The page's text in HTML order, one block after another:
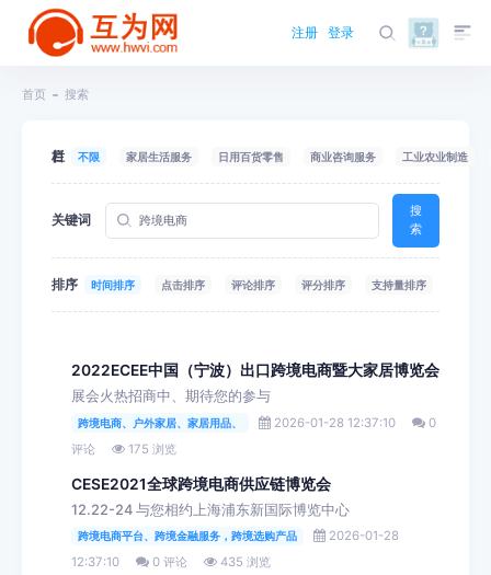
注册 登录
首页 搜索
栏目 不限 家居生活服务 日用百货零售 商业咨询服务 工业农业制造
关键词
搜
索
排序 时间排序 点击排序 评论排序 评分排序 支持量排序
2022ECEE中国（宁波）出口跨境电商暨大家居博览会
展会火热招商中、期待您的参与
跨境电商、户外家居、家居用品、 2026-01-28 12:37:10
0
评论
175 浏览
CESE2021全球跨境电商供应链博览会
12.22-24 与您相约上海浦东新国际博览中心
跨境电商平台、跨境金融服务，跨境选购产品
2026-01-28
12:37:10
0 评论 435 浏览